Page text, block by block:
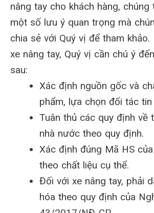
nâng tay cho khách hàng,
một số lưu ý quan trọng mà
chia sẻ với Quý vị để tham khảo.
xe nâng tay, Quý vị cần chú ý
sau:
Xác định nguồn gốc và
phẩm, lựa chọn đối tác tin
Tuân thủ các quy định về
nhà nước theo quy định.
Xác định đúng Mã HS
theo chất liệu cụ thể.
Đối với xe nâng tay, phải
hóa theo quy định của